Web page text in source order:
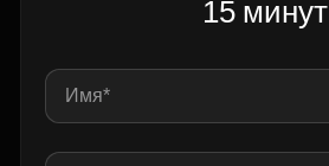
15 минут